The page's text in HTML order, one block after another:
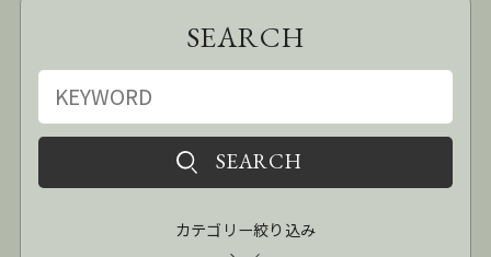
SEARCH
カテゴリー絞り込み